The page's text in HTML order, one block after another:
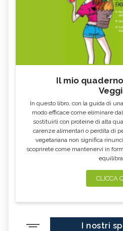
ECOVILLAGGIO
COSA SONO I FONDI ETICI DI
SAPONE VEGETALE
DEEP SEA MINING
GREENPEACE
KAMALA HARRIS
Il mio
In questo libro, con la guida di
modo efficace come eliminare
sostituirli con proteine di alta
carenze alimentari o perdita di
vegetariana non significa
scoprirete come mantenervi in
CLICCA
I nostri